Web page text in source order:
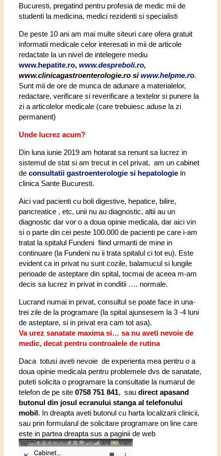
Bucuresti, pregatind pentru profesia de medic mii de
studenti la medicina, medici rezidenti si specialisti
De peste 10 ani am mai multe siteuri care ofera gratuit
informatii medicale celor interesati in mii de articole
redactate la un nivel de intelegere mediu
www.hepatite.ro, www.despreboli.ro,
www.clinicagastroenterologie.ro siwww.helpme.ro.
Sunt mii de ore de munca de adunare a materialelor,
redactare, verificare si reverificare a textelor si punere la
zi a articolelor medicale (care trebuiesc aduse la zi
permanent)
Unde lucrez acum?
Din luna iunie 2019 am hotarat sa renunt sa lucrez in
sistemul de stat si am trecut in cel privat, am un cabinet
de consultatii gastroenterologie si hepatologie in
clinica Sante Bucuresti.
Aici vad pacienti cu boli digestive, hepatice, bilire,
pancreatice , etc, unii nu au diagnostic, altii au un
diagnostic dar vor o a doua opinie medicala, dar aici vin
si o parte din cei peste 100.000 de pacienti pe care i-am
tratat la spitalul Fundeni fiind urmariti de mine in
continuare (la Fundeni nu ii trata spitalul ci tot eu). Este
evident ca in privat nu sunt cozile, balamucul si lungile
perioade de asteptare din spital, tocmai de aceea m-am
decis sa lucrez in privat in conditii …. normale.
Lucrand numai in privat, consultul se poate face in una-
trei zile de la programare (la spital ajunsesem la 3 -4 luni
de asteptare, si in privat era cam tot asa).
Va urez sanatate maxima si… sa nu aveti nevoie de
medic, decat pentru controalele de rutina
Daca totusi aveti nevoie de experienta mea pentru o a
doua opinie medicala pentru problemele dvs de sanatate,
puteti solicita o programare la consultatie la numarul de
telefon de pe site 0758 751 841, sau direct apasand
butonul din josul ecranului stanga al telefonului
mobil. In dreapta aveti butonul cu harta localizarii clinicii,
sau prin formularul de solicitare programare on line care
este in partea dreapta sus a paginii de web